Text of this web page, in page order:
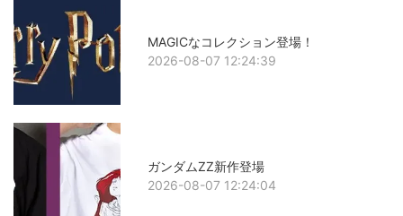
MAGICなコレクション登場！
2026-08-07 12:24:39
ガンダムZZ新作登場
2026-08-07 12:24:04